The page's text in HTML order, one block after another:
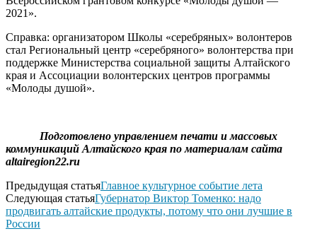
2021».
Справка: организатором Школы «серебряных» волонтеров
стал Региональный центр «серебряного» волонтерства при
поддержке Министерства социальной защиты Алтайского
края и Ассоциации волонтерских центров программы
«Молоды душой».
Подготовлено управлением печати и массовых
коммуникаций Алтайского края по материалам сайта
altairegion22.ru
Предыдущая статьяГлавное культурное событие лета
Следующая статьяГубернатор Виктор Томенко: надо
продвигать алтайские продукты, потому что они лучшие в
России